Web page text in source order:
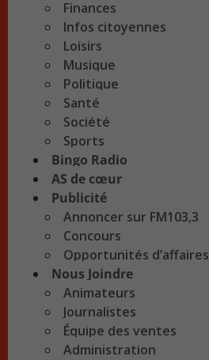
Finances
Infos citoyennes
Loisirs
Musique
Politique
Santé
Société
Sports
Bingo Radio
AS de cœur
Publicité
Annoncer sur FM103,3
Concours
Opportunités d’affaires
Nous Joindre
Animateurs
Journalistes
Équipe des ventes
Administration